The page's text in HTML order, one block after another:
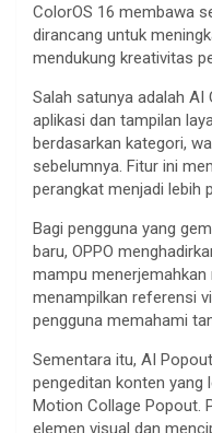
ColorOS 16 membawa
dirancang untuk
mendukung kreativitas
Salah satunya adalah
aplikasi dan tampilan
berdasarkan kategori,
sebelumnya. Fitur ini
perangkat menjadi lebih
Bagi pengguna yang
baru, OPPO
mampu
menampilkan referensi
pengguna memahami
Sementara itu, AI
pengeditan konten yang
Motion Collage Popout.
elemen visual dan